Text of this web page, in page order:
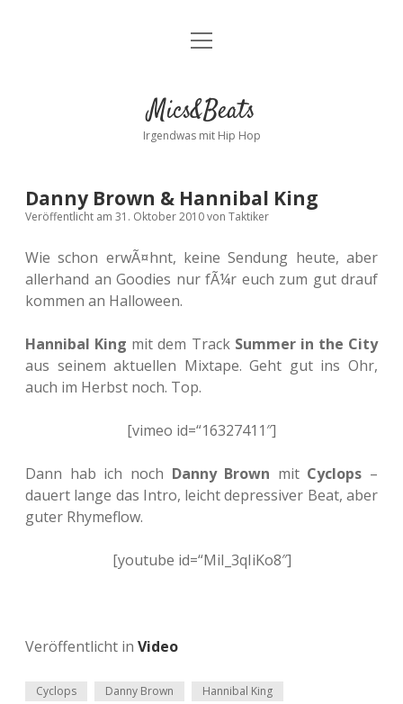
Kontakt
facebookinstagram
bandcamp
spotify
Menü
Mics&Beats
Irgendwas mit Hip Hop
Danny Brown & Hannibal King
Veröffentlicht am 31. Oktober 2010von Taktiker
Wie schon erwÃ¤hnt, keine Sendung heute, aber
allerhand an Goodies nur fÃ¼r euch zum gut drauf
kommen an Halloween.
Hannibal King mit dem Track Summer in the City
aus seinem aktuellen Mixtape. Geht gut ins Ohr,
auch im Herbst noch. Top.
[vimeo id=“16327411″]
Dann hab ich noch Danny Brown mit Cyclops –
dauert lange das Intro, leicht depressiver Beat, aber
guter Rhymeflow.
[youtube id=“MiI_3qIiKo8″]
Veröffentlicht in Video
Cyclops Danny Brown Hannibal King